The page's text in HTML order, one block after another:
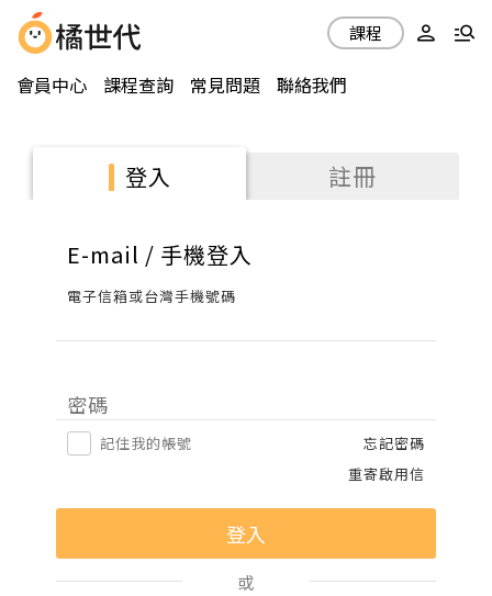
會員中心 課程查詢 常見問題 聯絡我們
課程
登入 註冊
E-mail / 手機登入
電子信箱或台灣手機號碼
密碼
記住我的帳號
忘記密碼
重寄啟用信
或